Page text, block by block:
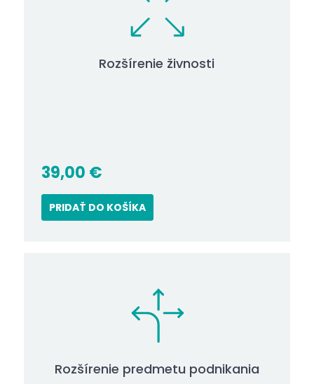
Rozšírenie živnosti
39,00 €
PRIDAŤ DO KOŠÍKA
Rozšírenie predmetu podnikania